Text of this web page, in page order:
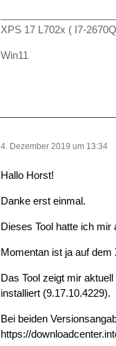
XPS 17 L702x ( I7-
Win11
4. Dezember 2019 um 13:34
Hallo Horst!
Danke erst einmal.
Dieses Tool hatte ich
Momentan ist ja auf dem
Das Tool zeigt mir
installiert (9.17.10.4229).
Bei beiden
https://